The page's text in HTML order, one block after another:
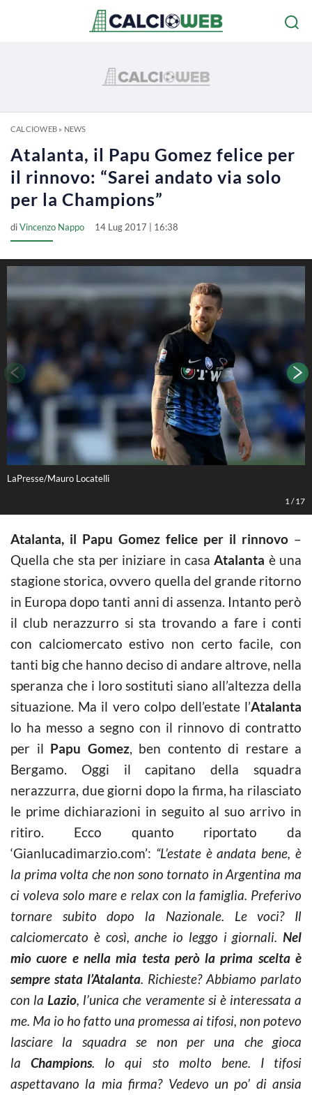
CALCIOWEB» NEWS
Atalanta, il Papu Gomez felice per
il rinnovo: “Sarei andato via solo
per la Champions”
diVincenzo Nappo 14 Lug 2017 | 16:38
LaPresse/Mauro Locatelli
1 /17
Atalanta, il Papu Gomez felice per il rinnovo –
Quella che sta per iniziare in casaAtalanta è una
stagione storica, ovvero quella del grande ritorno
in Europa dopo tanti anni di assenza. Intanto però
il club nerazzurro si sta trovando a fare i conti
con calciomercato estivo non certo facile, con
tanti big che hanno deciso di andare altrove, nella
speranza che i loro sostituti siano all’altezza della
situazione. Ma il vero colpo dell’estate l’Atalanta
lo ha messo a segno con il rinnovo di contratto
per il Papu Gomez, ben contento di restare a
Bergamo. Oggi il capitano della squadra
nerazzurra, due giorni dopo la firma, ha rilasciato
le prime dichiarazioni in seguito al suo arrivo in
ritiro. Ecco quanto riportato da
‘Gianlucadimarzio.com’: “L’estate è andata bene, è
la prima volta che non sono tornato in Argentina ma
ci voleva solo mare e relax con la famiglia. Preferivo
tornare subito dopo la Nazionale. Le voci? Il
calciomercato è così, anche io leggo i giornali. Nel
mio cuore e nella mia testa però la prima scelta è
sempre stata l’Atalanta. Richieste? Abbiamo parlato
con laLazio, l’unica che veramente si è interessata a
me. Ma io ho fatto una promessa ai tifosi, non potevo
lasciare la squadra se non per una che gioca
laChampions. Io qui sto molto bene. I tifosi
aspettavano la mia firma? Vedevo un po’ di ansia